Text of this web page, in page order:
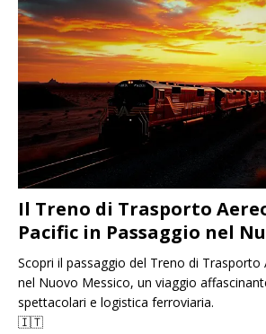
Il Treno di Trasporto
Pacific in Passaggio nel
Scopri il passaggio del Treno di Trasporto
nel Nuovo Messico, un viaggio
spettacolari e logistica ferroviaria.
🇮🇹